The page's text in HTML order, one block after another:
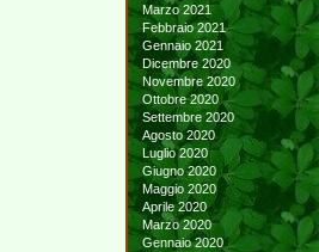
Marzo 2021
Febbraio 2021
Gennaio 2021
Dicembre 2020
Novembre 2020
Ottobre 2020
Settembre 2020
Agosto 2020
Luglio 2020
Giugno 2020
Maggio 2020
Aprile 2020
Marzo 2020
Gennaio 2020